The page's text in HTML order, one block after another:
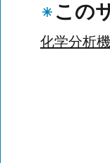
この
化学分析